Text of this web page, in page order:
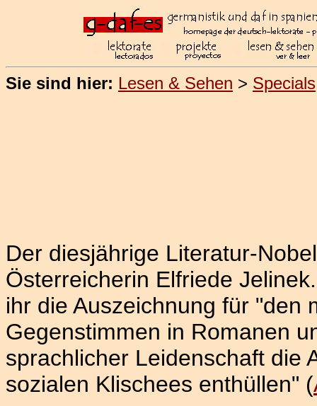
Sie sind hier: Lesen & Sehen > Specials
Der diesjährige Literatur-
Österreicherin Elfriede
ihr die Auszeichnung für "den
Gegenstimmen in Romanen
sprachlicher Leidenschaft die
sozialen Klischees enthüllen" (